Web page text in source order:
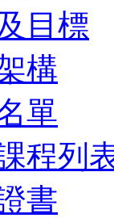
目標
構
單
程列
書